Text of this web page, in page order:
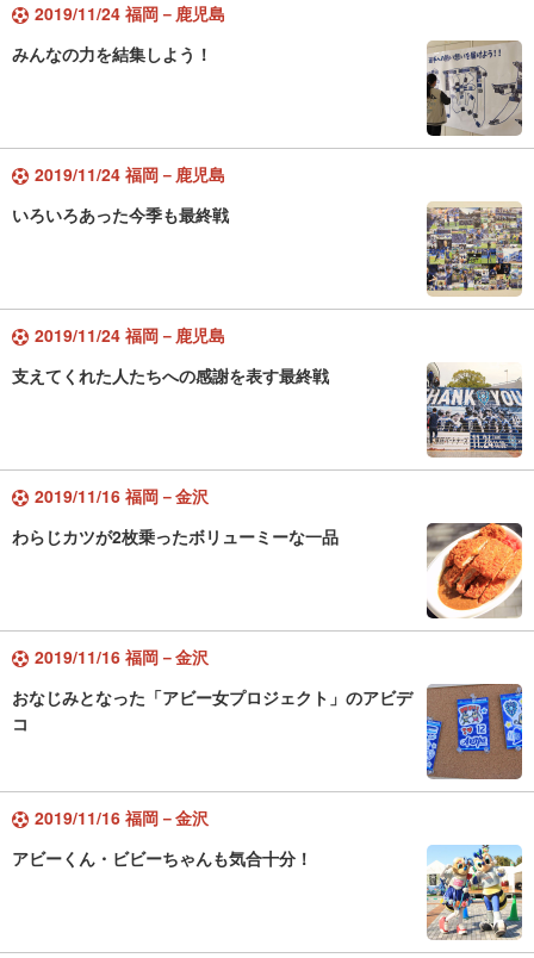
2019/11/24 福岡－鹿児島
みんなの力を結集しよう！
2019/11/24 福岡－鹿児島
いろいろあった今季も最終戦
2019/11/24 福岡－鹿児島
支えてくれた人たちへの感謝を表す最終戦
2019/11/16 福岡－金沢
わらじカツが2枚乗ったボリューミーな一品
2019/11/16 福岡－金沢
おなじみとなった「アビー女プロジェクト」のアビデ
コ
2019/11/16 福岡－金沢
アビーくん・ビビーちゃんも気合十分！